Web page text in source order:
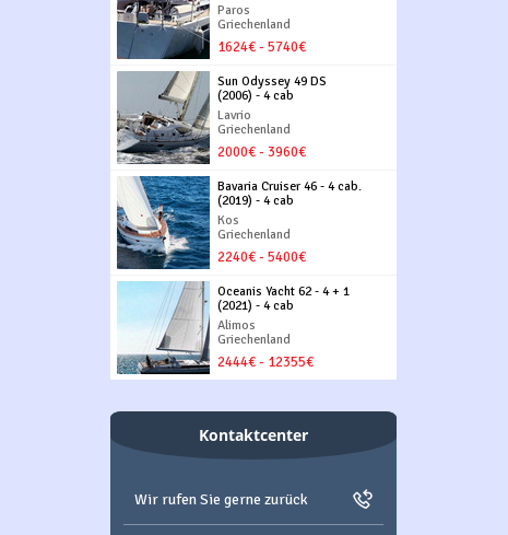
Paros
Griechenland
1624€ - 5740€
Sun Odyssey 49 DS
(2006) - 4 cab
Lavrio
Griechenland
2000€ - 3960€
Bavaria Cruiser 46 - 4 cab.
(2019) - 4 cab
Kos
Griechenland
2240€ - 5400€
Oceanis Yacht 62 - 4 + 1
(2021) - 4 cab
Alimos
Griechenland
2444€ - 12355€
Kontaktcenter
Wir rufen Sie gerne zurück